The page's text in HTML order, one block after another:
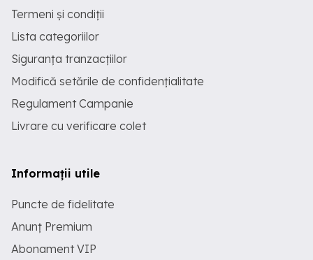
Termeni și condiții
Lista categoriilor
Siguranța tranzacțiilor
Modifică setările de confidențialitate
Regulament Campanie
Livrare cu verificare colet
Informații utile
Puncte de fidelitate
Anunț Premium
Abonament VIP